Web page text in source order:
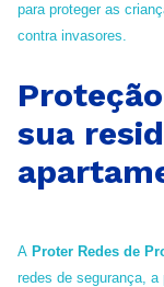
para proteger as
contra invasores.
sua
A Proter Redes de
redes de segurança,